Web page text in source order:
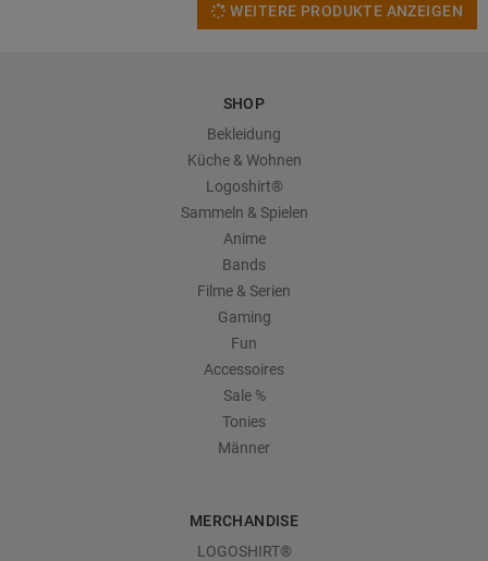
WEITERE PRODUKTE ANZEIGEN
SHOP
Bekleidung
Küche & Wohnen
Logoshirt®
Sammeln & Spielen
Anime
Bands
Filme & Serien
Gaming
Fun
Accessoires
Sale %
Tonies
Männer
MERCHANDISE
LOGOSHIRT®